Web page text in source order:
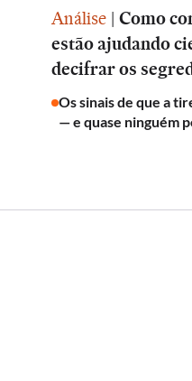
Análise | Como
estão ajudando
decifrar os
Os sinais de que a
— e quase ninguém